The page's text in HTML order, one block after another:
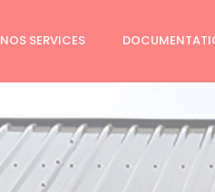
NOS SERVICES